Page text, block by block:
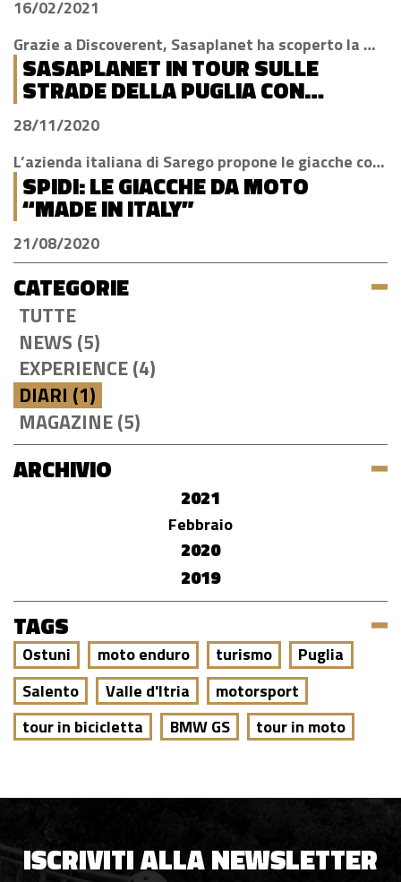
16/02/2021
Grazie a Discoverent, Sasaplanet ha scoperto la magia della nostra amata regione
SASAPLANET IN TOUR SULLE
STRADE DELLA PUGLIA CON
DISCOVERENT
28/11/2020
L’azienda italiana di Sarego propone le giacche con la tecnologia H2Out, impermeabile, antivento e traspirante
SPIDI: LE GIACCHE DA MOTO
“MADE IN ITALY”
21/08/2020
CATEGORIE
TUTTE
NEWS (5)
EXPERIENCE (4)
DIARI (1)
MAGAZINE (5)
ARCHIVIO
2021
Febbraio
2020
2019
TAGS
Ostuni moto enduro turismo
Puglia
Salento
Valle d'Itria
motorsport
tour in bicicletta
BMW GS tour in moto
ISCRIVITI ALLA NEWSLETTER